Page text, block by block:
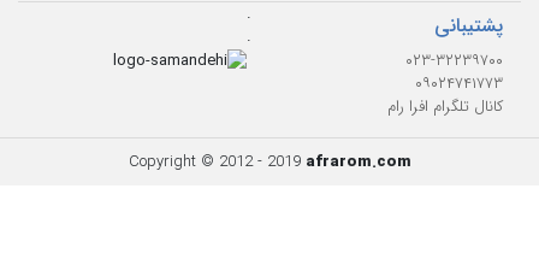
پشتیبانی
۰۲۳-۳۲۲۳۹۷۰۰
۰۹۰۲۴۷۴۱۷۷۳
کانال تلگرام افرا رام
.
.
Copyright © 2012 - 2019 afrarom.com